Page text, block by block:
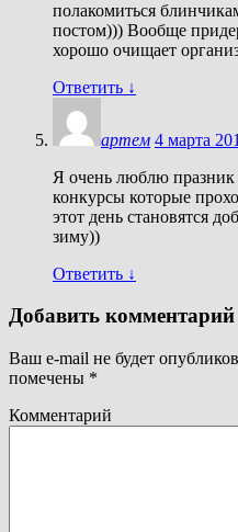
полакомиться
постом))) Вообще
хорошо очищает
Ответить ↓
артем 4 марта
Я очень люблю празник
конкурсы которые
этот день становятся
зиму))
Ответить ↓
Добавить комментарий
Ваш e-mail не будет
помечены *
Комментарий